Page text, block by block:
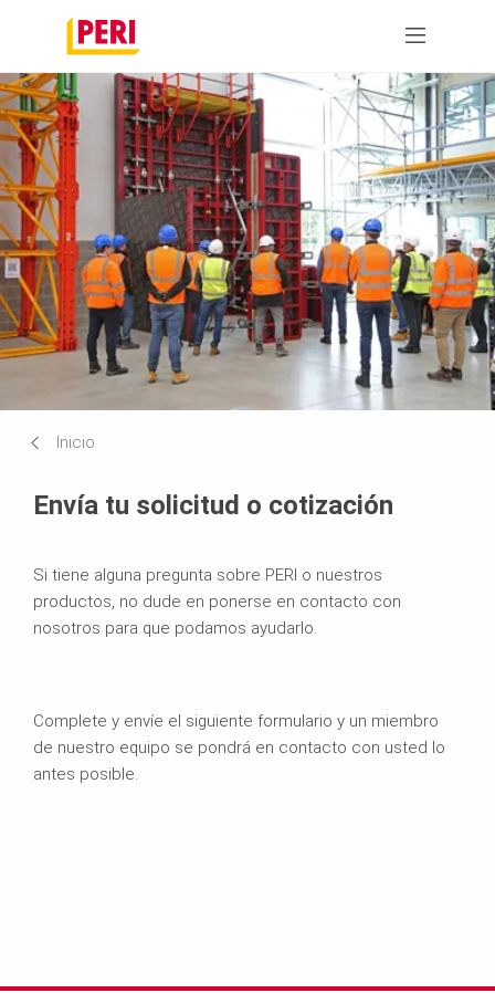
Inicio
Envía tu solicitud o cotización
Si tiene alguna pregunta sobre PERI o nuestros
productos, no dude en ponerse en contacto con
nosotros para que podamos ayudarlo.
Complete y envíe el siguiente formulario y un miembro
de nuestro equipo se pondrá en contacto con usted lo
antes posible.